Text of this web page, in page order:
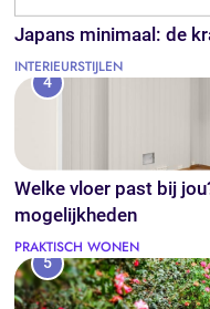
Japans minimaal: de
INTERIEURSTIJLEN
4
Welke vloer past bij
mogelijkheden
PRAKTISCH WONEN
5